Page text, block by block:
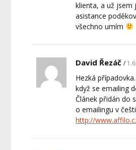
klienta, a už jsem
asistance
všechno umím
David Řezáč
Hezká
když se emailing
Článek přidán do
o emailingu v
http://